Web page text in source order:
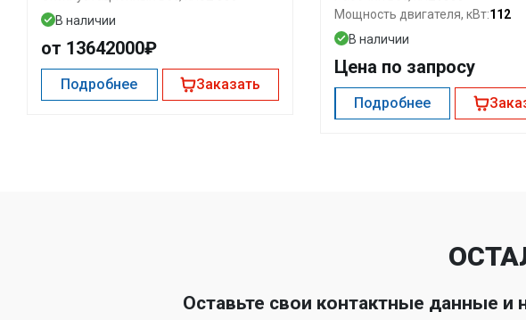
В наличии
от 13642000₽
Подробнее Заказать
Мощность двигателя, кВт:112
В наличии
Цена по запросу
Подробнее
Оставьте свои контактные данные